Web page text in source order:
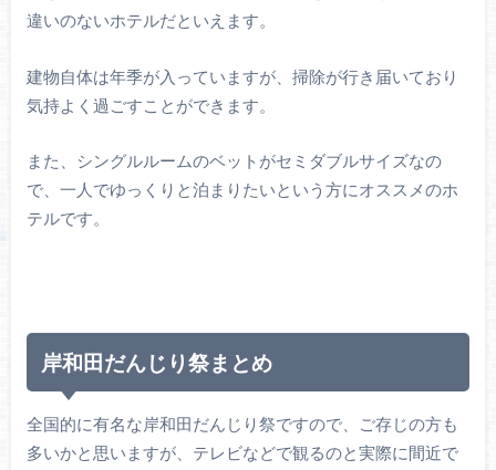
違いのないホテルだといえます。
建物自体は年季が入っていますが、掃除が行き届いており
気持よく過ごすことができます。
また、シングルルームのベットがセミダブルサイズなの
で、一人でゆっくりと泊まりたいという方にオススメのホ
テルです。
岸和田だんじり祭まとめ
全国的に有名な岸和田だんじり祭ですので、ご存じの方も
多いかと思いますが、テレビなどで観るのと実際に間近で